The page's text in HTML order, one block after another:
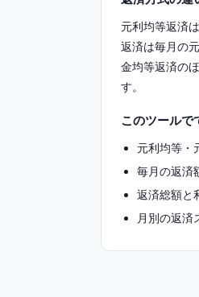
元利均等返済
返済は毎月の
金均等返済の
す。
このツールで
元利均等・
毎月の返済
返済総額と
月別の返済